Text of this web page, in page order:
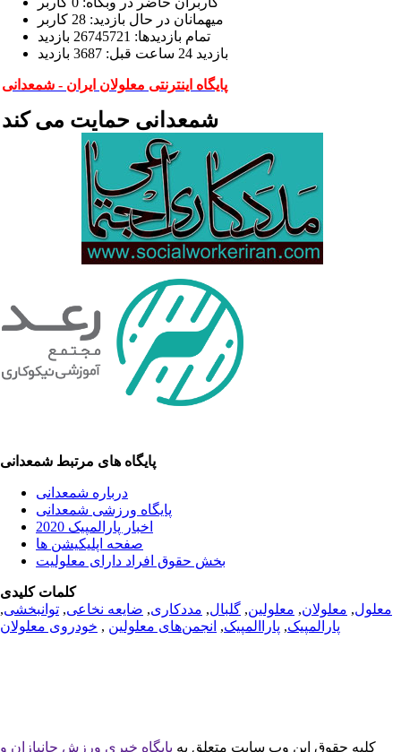
ميهمانان در حال بازديد: 28 کاربر
تمام بازديد‌ها: 26745721 بازدید
بازديد 24 ساعت قبل: 3687 بازدید
پایگاه اینترنتی معلولان ایران - شمعدانی
شمعدانی حمایت می کند
پایگاه های مرتبط شمعدانی
درباره شمعدانی
پایگاه ورزشی شمعدانی
اخبار پارالمپیک 2020
صفحه اپلیکیشن ها
بخش حقوق افراد دارای معلولیت
کلمات کلیدی
معلول, معلولان, معلولین, گلبال, مددکاری, ضایعه نخاعی, توانبخشی,
پارالمپیک, پاراالمپیک, انجمن‌های معلولین , خودروی معلولان
کلیه حقوق این وب سایت متعلق به پایگاه خبری ورزش جانبازان و